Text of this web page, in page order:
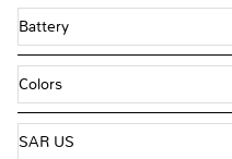
Battery
Colors
SAR US